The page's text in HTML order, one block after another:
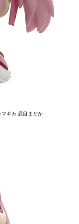
ギカ 鹿目まどか